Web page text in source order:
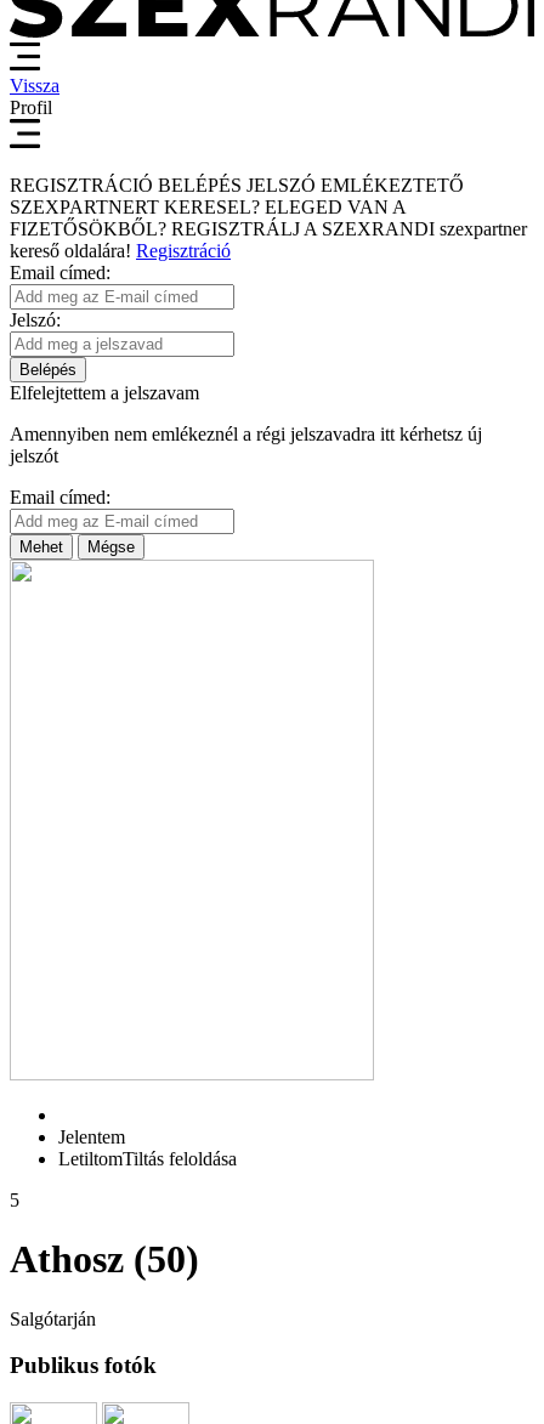
Vissza
Profil
REGISZTRÁCIÓ BELÉPÉS JELSZÓ EMLÉKEZTETŐ
SZEXPARTNERT KERESEL? ELEGED VAN A
FIZETŐSÖKBŐL? REGISZTRÁLJ A SZEXRANDI szexpartner
kereső oldalára! Regisztráció
Email címed:
Jelszó:
Belépés
Elfelejtettem a jelszavam
Amennyiben nem emlékeznél a régi jelszavadra itt kérhetsz új
jelszót
Email címed:
Mehet Mégse
Jelentem
LetiltomTiltás feloldása
5
Athosz (50)
Salgótarján
Publikus fotók